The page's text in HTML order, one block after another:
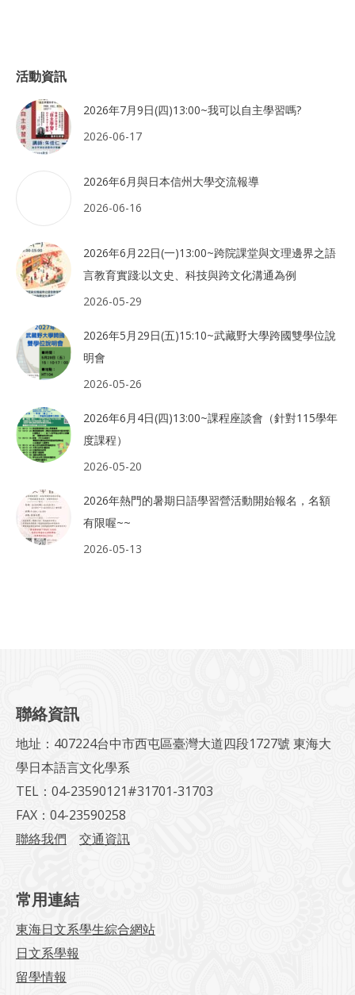
活動資訊
2026年7月9日(四)13:00~我可以自主學習嗎?
2026-06-17
2026年6月與日本信州大學交流報導
2026-06-16
2026年6月22日(一)13:00~跨院課堂與文理邊界之語
言教育實踐:以文史、科技與跨文化溝通為例
2026-05-29
2026年5月29日(五)15:10~武藏野大學跨國雙學位說
明會
2026-05-26
2026年6月4日(四)13:00~課程座談會（針對115學年
度課程）
2026-05-20
2026年熱門的暑期日語學習營活動開始報名，名額
有限喔~~
2026-05-13
聯絡資訊
地址：407224台中市西屯區臺灣大道四段1727號 東海大
學日本語言文化學系
TEL：04-23590121#31701-31703
FAX：04-23590258
聯絡我們
交通資訊
常用連結
東海日文系學生綜合網站
日文系學報
留學情報